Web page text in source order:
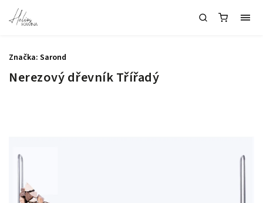
Nerezový dřevník Třířadý
Značka: Sarond